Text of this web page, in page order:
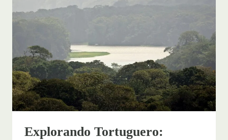
COSTA
Explorando Tortuguero: